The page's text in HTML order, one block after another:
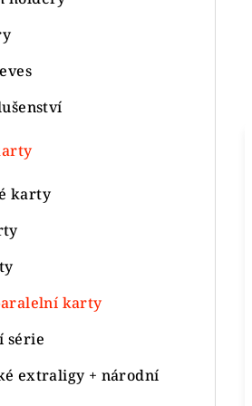
karty
karty
série
extraligy + národní